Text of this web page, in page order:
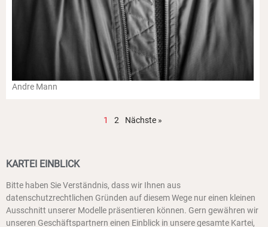
Andre Mann
1 2 Nächste »
KARTEI EINBLICK
Bitte haben Sie Verständnis, dass wir Ihnen aus
datenschutzrechtlichen Gründen auf diesem Wege nur einen kleinen
Ausschnitt unserer Modelle präsentieren können. Gern gewähren wir
unseren Geschäftspartnern einen Einblick in unsere gesamte Kartei,